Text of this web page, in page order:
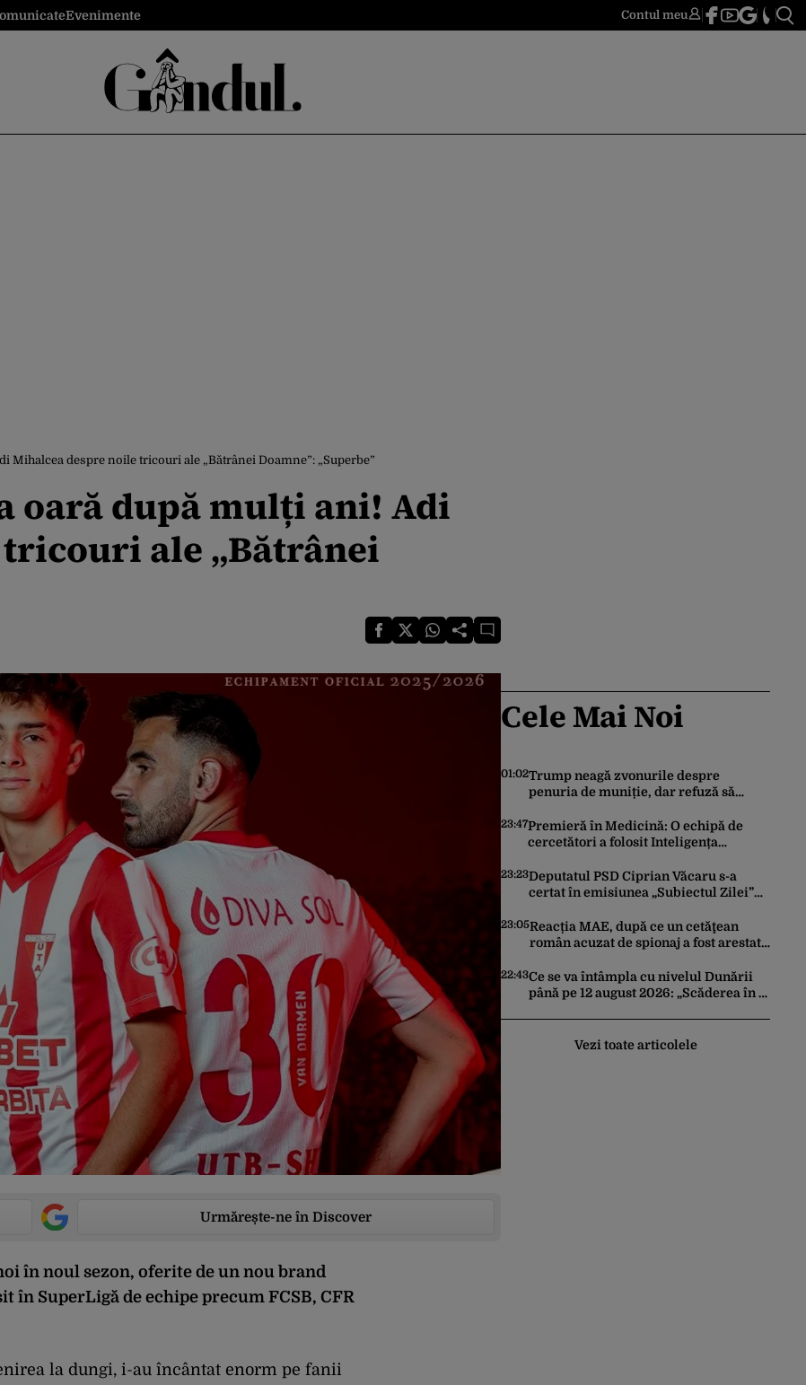
Evenimente Contul meu
despre noile tricouri ale „Bătrânei Doamne”: „Superbe”
oară după mulți ani! Adi
ale „Bătrânei
Urmărește-ne în Discover
în noul sezon, oferite de un nou brand
în SuperLigă de echipe precum FCSB, CFR
la dungi, i-au încântat enorm pe fanii
Cele Mai Noi
01:02Trump neagă zvonurile despre
penuria de muniție, dar refuză să
nevoie de rachete”
23:47Premieră în Medicină: O echipă de
cercetători a folosit Inteligența
virusuri sintetice la tratarea de E.coli
23:23Deputatul PSD Ciprian Văcaru s-a
certat în emisiunea „Subiectul Zilei”
deficitul fiind motivul scandalului
23:05Reacția MAE, după ce un cetăţean
român acuzat de spionaj a fost arestat
ucrainean ca să asasineze un
producător de drone
22:43Ce se va întâmpla cu nivelul Dunării
până pe 12 august 2026: „Scăderea în 7
Vezi toate articolele